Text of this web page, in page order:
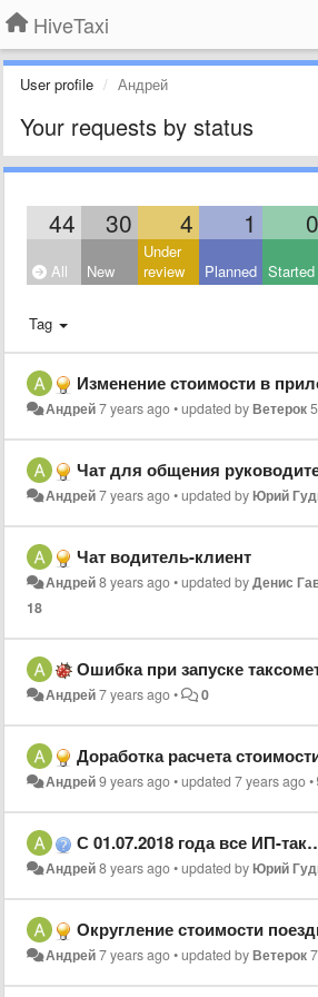
HiveTaxi
User profile Андрей
Your requests by status
44 30 4 1 0
All New
Under
review
Planned Started
Tag
Изменение стоимости в
Андрей7 years ago•updated byВетерок
Чат для общения руководителей
Андрей7 years ago•updated byЮрий
Чат водитель-клиент
Андрей8 years ago•updated byДенис
18
Ошибка при запуске таксометра на
Андрей7 years ago• 0
Доработка расчета стоимости
Андрей9 years ago•updated7 years ago•
С 01.07.2018 года все ИП-таксисты обязаны будут иметь ККМ и при расчетах с пассажиром выдавать ему кассовый чек.
Андрей8 years ago•updated byЮрий
Округление стоимости
Андрей7 years ago•updated byВетерок